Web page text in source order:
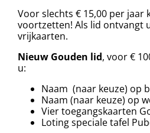
Voor slechts € 15,00 per
voortzetten! Als lid ontvangt
vrijkaarten.
Nieuw Gouden lid, voor €
u:
Naam (naar keuze) op
Naam (naar keuze) op
Vier toegangskaarten
⁠⁠Loting speciale tafel